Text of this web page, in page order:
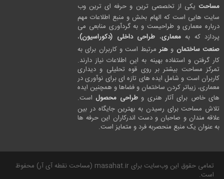
مساحت یکی از تخصصی ترین و حرفه ای ترین وب
سایت هایی است که الهام بخش و منبع اطلاعات مهم
درباره معماری و طراحیست و به گردآوری منابعی می
پردازد که بهمعماری، طراحی داخلی (دکوراسیون)،
صنعت ساختمان و هنرمرتبط است و کاربران برای به
کار گرفتن و استفاده بهینه به این اطلاعات نیاز دارند.
تمرکز مساحت بیشتر بر روی قوه تحلیلی و دیداری
کاربران است و شامل ایده های تازه ای برای نوآوری در
معماری، زیباتر کردن ساختمان و فضاها و همچنین ایده
های خاص برای آثار هنری وطراحی محصول است.
تلاش مساحت برای رسیدن به بهترین جایگاه در بین
علاقه مندان و صاحبان و دست اندرکاران این حرفه ها
به عنوان یک منبع منحصربه فرد و متمایز است.
تمامی حقوق این وب‌سایت برای masahat.ir (مساحت نقطه آی آر) محفوظ
است.